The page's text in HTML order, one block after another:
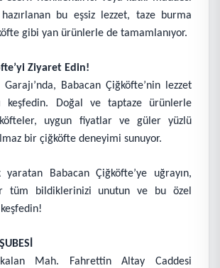
hazırlanan bu eşsiz lezzet, taze burma
gibi yan ürünlerle de tamamlanıyor.
Ziyaret Edin!
Babacan Çiğköfte’nin lezzet
keşfedin. Doğal ve taptaze ürünlerle
uygun fiyatlar ve güler yüzlü
bir çiğköfte deneyimi sunuyor.
yaratan Babacan Çiğköfte’ye uğrayın,
tüm bildiklerinizi unutun ve bu özel
Mah. Fahrettin Altay Caddesi